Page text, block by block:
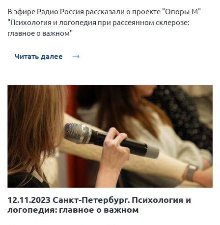
В эфире Радио Россия рассказали о проекте "Опоры-М" -
"Психология и логопедия при рассеянном склерозе:
главное о важном"
Читать далее
12.11.2023 Санкт-Петербург. Психология и
логопедия: главное о важном